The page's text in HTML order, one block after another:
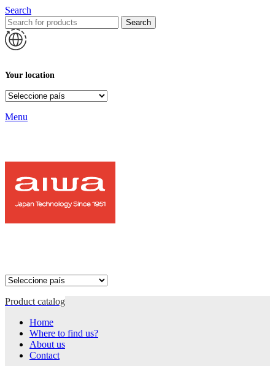
Search
Search
Your location
Menu
Product catalog
Home
Where to find us?
About us
Contact